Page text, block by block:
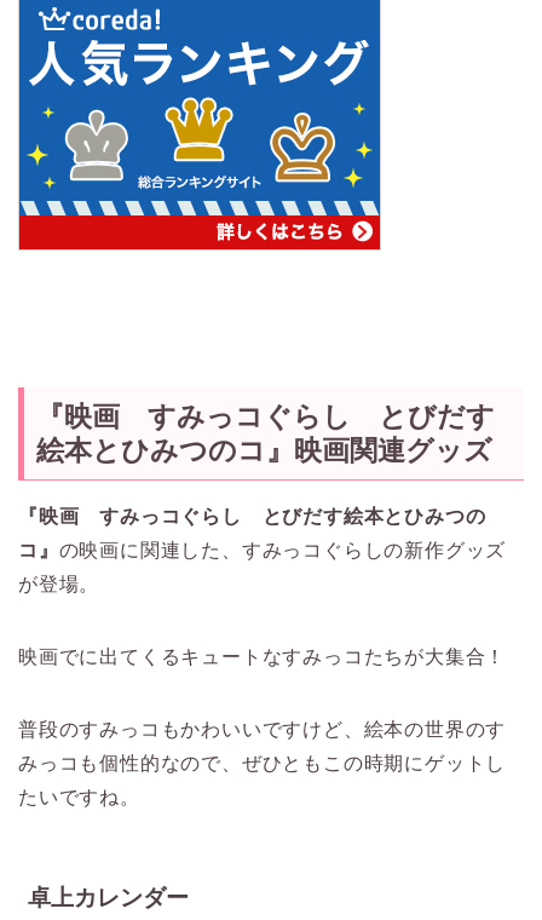
『映画 すみっコぐらし とびだす
絵本とひみつのコ』映画関連グッズ
『映画 すみっコぐらし とびだす絵本とひみつの
コ』 の映画に関連した、すみっコぐらしの新作グッズ
が登場。
映画でに出てくるキュートなすみっコたちが大集合！
普段のすみっコもかわいいですけど、絵本の世界のす
みっコも個性的なので、ぜひともこの時期にゲットし
たいですね。
卓上カレンダー